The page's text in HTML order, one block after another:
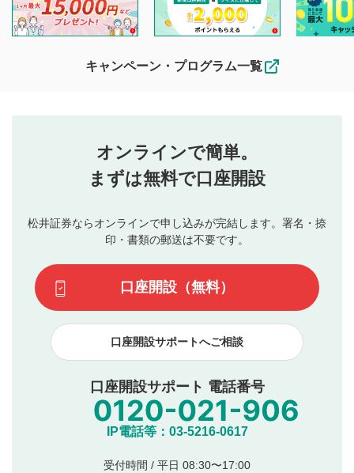
投稿するボタン
星で評価をすると投稿できます。（お名前とコメント
3
動画の評価
です）
閲覧および投稿を行うものとしてください。
他の利用者が動画を視聴される際の参考になるコメントをお
待ちしております。
なお、投稿をもって、本注意事項に同意されたものとみなし
行ってください。
当社は、利用者同士、もしくは利用者と第三者間のトラ
ブルによって生じた損害に対して一切の責任を負いませ
評価およびコメントは当社にて審査のうえ、掲載となり
ます。掲載されるまでに日数がかかる場合や掲載されない
てはお答えできません。各動画コンテンツへの掲載をもっ
て結果のご連絡といたします。ご了承ください。
下記の項目に該当すると判断された投稿内容は、掲載を
見合わせる場合がございます。
本動画コンテンツとは無関係の内容の投稿
他者への誹謗中傷や差別的表現投稿
公序良俗に反する内容の投稿
氏名、住所、電話番号など個人を特定できる情報の
他のサイトへの誘導や営利目的、広告・宣伝を目
他者の権利（商標、著作権、その他の知的財産
キャンペーン・プログラム一覧
オンラインで簡単。
まずは無料で口座開設
松井証券ならオンラインで申し込みが完結します。署名・捺
印・書類の郵送は不要です。
口座開設（無料）
口座開設サポートへご相談
口座開設サポート 電話番号
IP電話等：03-5216-0617
受付時間 / 平日 08:30〜17:00